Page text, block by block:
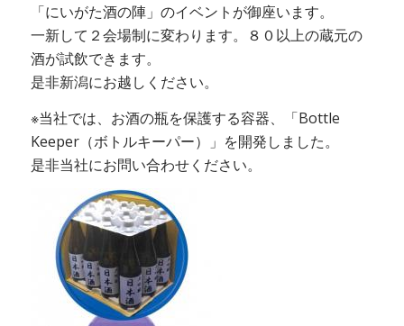
「にいがた酒の陣」のイベントが御座います。
一新して２会場制に変わります。８０以上の蔵元の
酒が試飲できます。
是非新潟にお越しください。
※当社では、お酒の瓶を保護する容器、「Bottle
Keeper（ボトルキーパー）」を開発しました。
是非当社にお問い合わせください。